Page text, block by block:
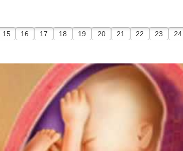
15 16 17 18 19 20 21 22 23 24